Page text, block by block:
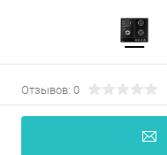
Отзывов: 0